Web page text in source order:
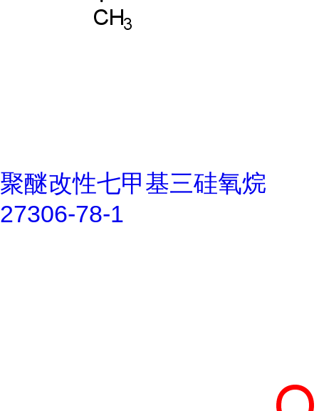
聚醚改性七甲基三硅氧烷
27306-78-1